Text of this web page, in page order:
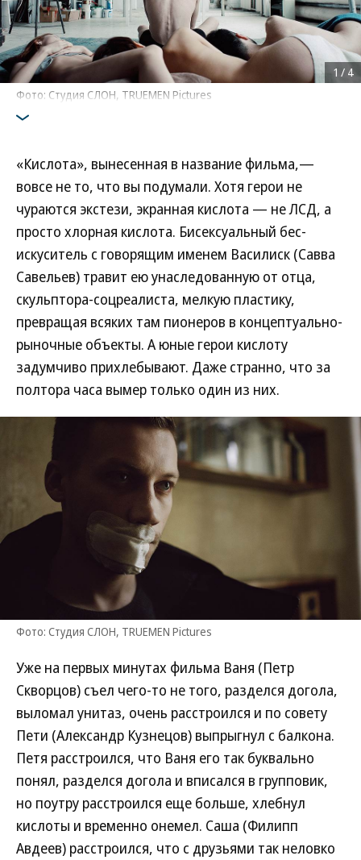
Фото: Студия СЛОН, TRUEMEN Pictures
1 / 4
«Кислота», вынесенная в название фильма,—
вовсе не то, что вы подумали. Хотя герои не
чураются экстези, экранная кислота — не ЛСД, а
просто хлорная кислота. Бисексуальный бес-
искуситель с говорящим именем Василиск (Савва
Савельев) травит ею унаследованную от отца,
скульптора-соцреалиста, мелкую пластику,
превращая всяких там пионеров в концептуально-
рыночные объекты. А юные герои кислоту
задумчиво прихлебывают. Даже странно, что за
полтора часа вымер только один из них.
Фото: Студия СЛОН, TRUEMEN Pictures
Уже на первых минутах фильма Ваня (Петр
Скворцов) съел чего-то не того, разделся догола,
выломал унитаз, очень расстроился и по совету
Пети (Александр Кузнецов) выпрыгнул с балкона.
Петя расстроился, что Ваня его так буквально
понял, разделся догола и вписался в групповик,
но поутру расстроился еще больше, хлебнул
кислоты и временно онемел. Саша (Филипп
Авдеев) расстроился, что с друзьями так неловко